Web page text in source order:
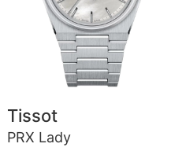
Tissot
PRX Lady